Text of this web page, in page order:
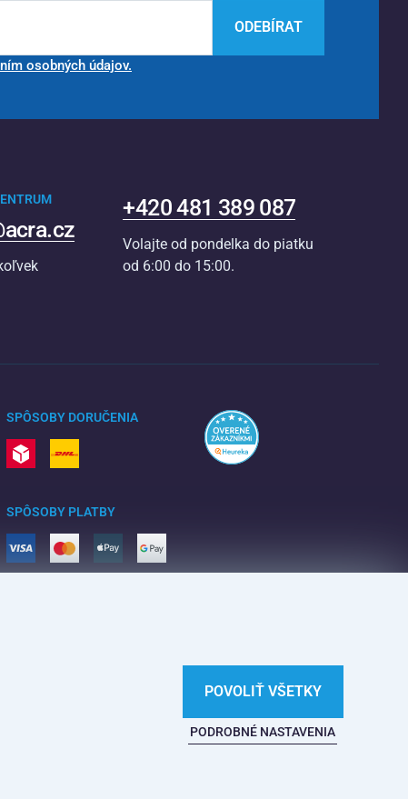
ODEBÍRAT
osobných údajov.
+420 481 389 087
Volajte od pondelka do piatku
od 6:00 do 15:00.
SPÔSOBY DORUČENIA
SPÔSOBY PLATBY
PODROBNÉ NASTAVENIA
POVOLIŤ VŠETKY